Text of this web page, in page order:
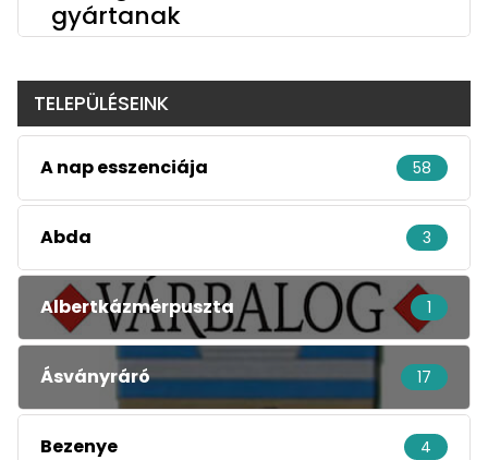
gyártanak
TELEPÜLÉSEINK
A nap esszenciája 58
Abda 3
Albertkázmérpuszta 1
Ásványráró 17
Bezenye 4